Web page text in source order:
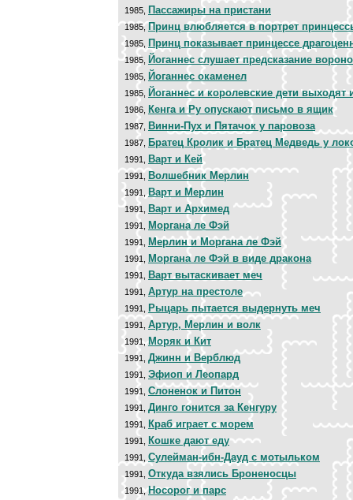
1985, Пассажиры на пристани
1985, Принц влюбляется в портрет
1985, Принц показывает принцессе
1985, Йоганнес слушает предсказание
1985, Йоганнес окаменел
1985, Йоганнес и королевские дети выходят
1986, Кенга и Ру опускают письмо в ящик
1987, Винни-Пух и Пятачок у паровоза
1987, Братец Кролик и Братец Медведь у
1991, Варт и Кей
1991, Волшебник Мерлин
1991, Варт и Мерлин
1991, Варт и Архимед
1991, Моргана ле Фэй
1991, Мерлин и Моргана ле Фэй
1991, Моргана ле Фэй в виде дракона
1991, Варт вытаскивает меч
1991, Артур на престоле
1991, Рыцарь пытается выдернуть меч
1991, Артур, Мерлин и волк
1991,Моряк и Кит
1991, Джинн и Верблюд
1991, Эфиоп и Леопард
1991, Слоненок и Питон
1991, Динго гонится за Кенгуру
1991, Краб играет с морем
1991, Кошке дают еду
1991, Сулейман-ибн-Дауд с мотыльком
1991, Откуда взялись Броненосцы
1991,Носорог и парс